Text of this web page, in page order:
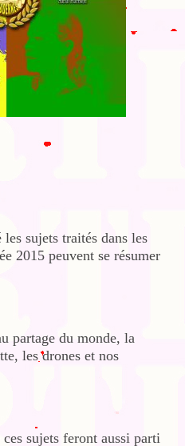
sujets traités dans les
2015 peuvent se résumer
partage du monde, la
les drones et nos
sujets feront aussi parti